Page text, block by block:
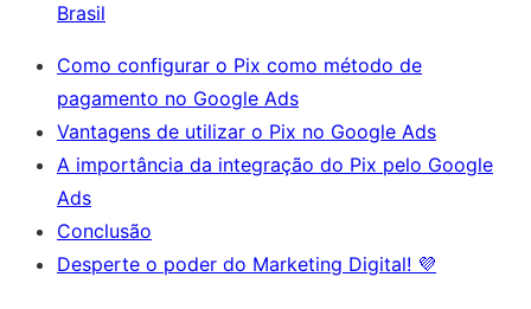
Brasil
Como configurar o Pix como método de
pagamento no Google Ads
Vantagens de utilizar o Pix no Google Ads
A importância da integração do Pix pelo Google
Ads
Conclusão
Desperte o poder do Marketing Digital! 💜